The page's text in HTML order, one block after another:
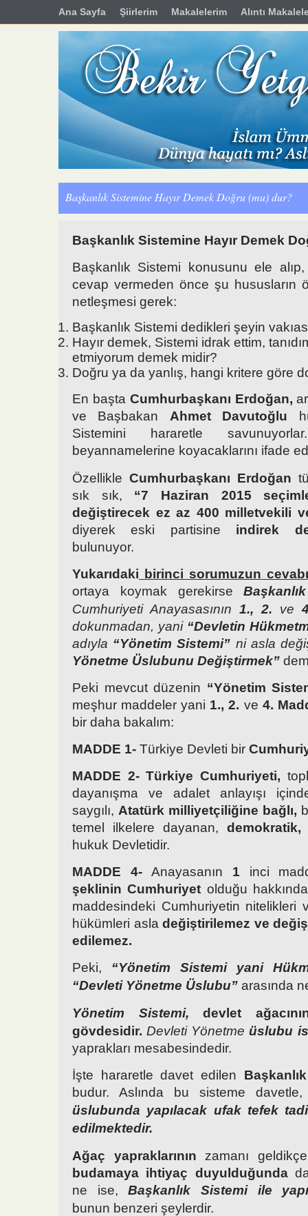
Ana Sayfa Şiirlerim Makalelerim Alıntı
Başkanlık Sistemine Hayır Demek Doğru (mu) dur?
Başkanlık Sistemine Hayır Demek
Başkanlık Sistemi konusunu ele
cevap vermeden önce şu hususların
netleşmesi gerek:
Başkanlık Sistemi dedikleri şeyin
Hayır demek, Sistemi idrak ettim,
etmiyorum demek midir?
Doğru ya da yanlış, hangi kritere göre
En başta Cumhurbaşkanı Erdoğan,
ve Başbakan Ahmet Davutoğlu
Sistemini hararetle
beyannamelerine koyacaklarını ifade
Özellikle Cumhurbaşkanı Erdoğan
sık sık, “7 Haziran 2015
değiştirecek ez az 400 milletvekili
diyerek eski partisine indirek
bulunuyor.
Yukarıdaki birinci sorumuzun
ortaya koymak gerekirse
Cumhuriyeti Anayasasının 1., 2. ve
dokunmadan, yani “Devletin
adıyla “Yönetim Sistemi” ni asla
Yönetme Üslubunu Değiştirmek”
Peki mevcut düzenin “Yönetim
meşhur maddeler yani 1., 2. ve 4.
bir daha bakalım:
MADDE 1- Türkiye Devleti bir
MADDE 2- Türkiye Cumhuriyeti,
dayanışma ve adalet anlayışı
saygılı, Atatürk milliyetçiliğine bağlı,
temel ilkelere dayanan, demokratik,
hukuk Devletidir.
MADDE 4-Anayasanın 1 inci
şeklinin Cumhuriyet olduğu
maddesindeki Cumhuriyetin nitelikleri
hükümleri asla değiştirilemez ve
edilemez.
Peki, “Yönetim Sistemi yani
“Devleti Yönetme Üslubu” arasında
Yönetim Sistemi, devlet
gövdesidir. Devleti Yönetmeüslubu
yaprakları mesabesindedir.
İşte hararetle davet edilen
budur. Aslında bu sisteme
üslubunda yapılacak ufak tefek
edilmektedir.
Ağaç yapraklarının zamanı
budamaya ihtiyaç duyulduğunda
ne ise,Başkanlık Sistemi ile
bunun benzeri şeylerdir.